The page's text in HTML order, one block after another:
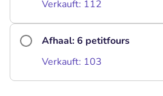
Verkauft: 112
Afhaal: 6 petitfours
Verkauft: 103